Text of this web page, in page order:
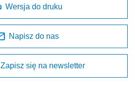
Wersja do druku
Napisz do nas
Zapisz się na newsletter